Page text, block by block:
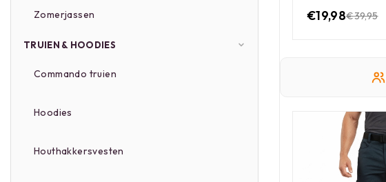
Zomerjassen
TRUIEN & HOODIES
Commando truien
Hoodies
Houthakkersvesten
€39,95
€19,98